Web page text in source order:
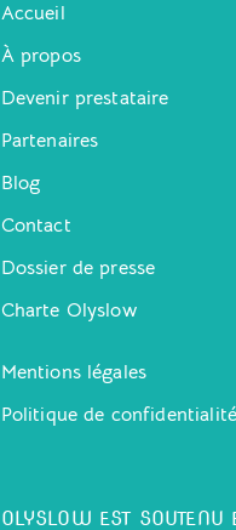
Accueil
À propos
Devenir prestataire
Partenaires
Blog
Contact
Dossier de presse
Charte Olyslow
Mentions légales
Politique de confidentialité
OLYSLOW EST